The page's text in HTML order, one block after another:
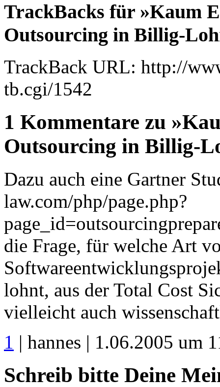
TrackBacks für »Kaum
Outsourcing in Billig-
TrackBack URL: http://
tb.cgi/1542
1 Kommentare zu
Outsourcing in Billig-
Dazu auch eine Gartner
law.com/php/page.php?
die Frage, für welche Art
lohnt, aus der Total Cost
vielleicht auch
1 | hannes | 1.06.2005 um
Schreib bitte Deine